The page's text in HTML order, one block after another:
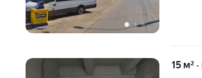
15 м²